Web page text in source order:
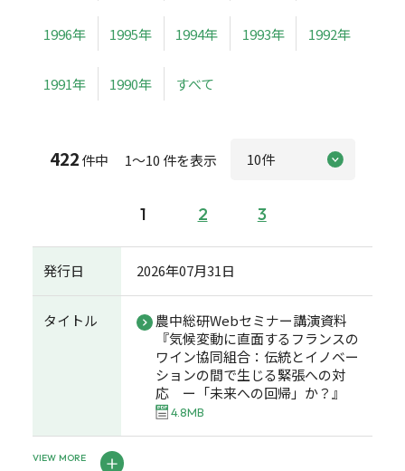
1996年 1995年 1994年 1993年 1992年
1991年 1990年 すべて
422件中 1～10 件を表示
1 2 3
発行日 2026年07月31日
タイトル
農中総研Webセミナー講演資料
『気候変動に直面するフランスの
ワイン協同組合：伝統とイノベー
ションの間で生じる緊張への対
応 ー「未来への回帰」か？』
4.8MB
VIEW MORE